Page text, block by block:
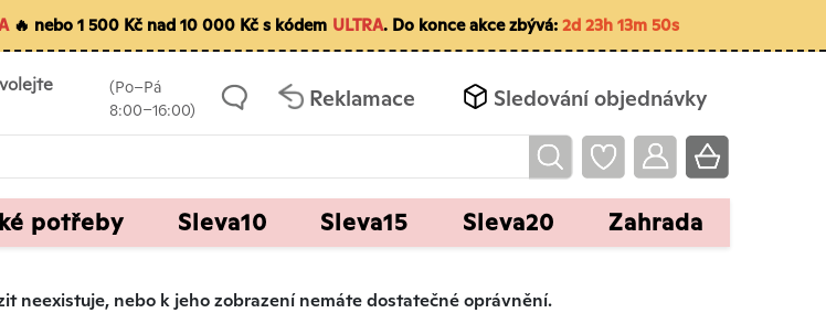
🔥 nebo 1 500 Kč nad 10 000 Kč s kódem ULTRA. Do konce akce zbývá: 2d 23h 13m 50s
(Po–Pá
8:00–16:00)
Reklamace Sledování objednávky
potřeby Sleva10 Sleva15 Sleva20 Zahrada
neexistuje, nebo k jeho zobrazení nemáte dostatečné oprávnění.